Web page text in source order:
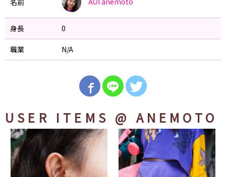
名前
身長 0
職業 N/A
USER ITEMS @ ANEMOTO